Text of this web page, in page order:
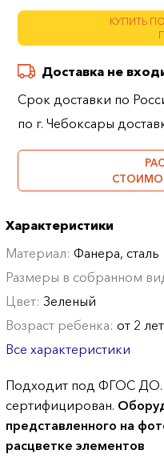
КУПИТЬ
Доставка не
Срок доставки по
по г. Чебоксары
Характеристики
Материал:Фанера, сталь
Размеры в собранном
Цвет:Зеленый
Возраст ребенка:от 2 лет
Все характеристики
Подходит под ФГОС ДО.
сертифицирован.
представленного на
расцветке элементов